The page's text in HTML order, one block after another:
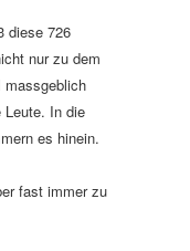
diese 726
nur zu dem
massgeblich
Leute. In die
es hinein.
fast immer zu